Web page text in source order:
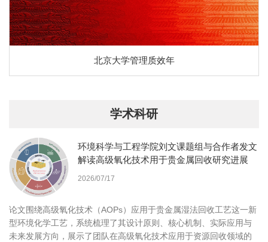
北京大学管理质效年
学术科研
环境科学与工程学院刘文课题组与合作者发文
解读高级氧化技术用于贵金属回收研究进展
2026/07/17
论文围绕高级氧化技术（AOPs）应用于贵金属湿法回收工艺这一新
型环境化学工艺，系统梳理了其设计原则、核心机制、实际应用与
未来发展方向，展示了团队在高级氧化技术应用于资源回收领域的